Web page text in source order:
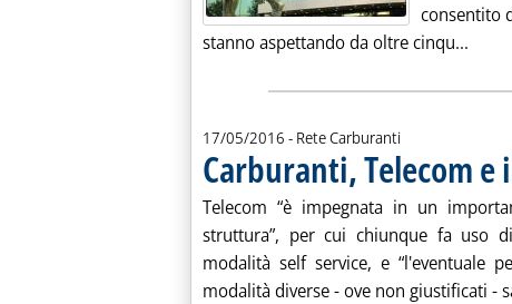
consentito
stanno aspettando da oltre cinqu...
17/05/2016 - Rete Carburanti
Carburanti, Telecom
Telecom “è impegnata in un
struttura”, per cui chiunque fa uso
modalità self service, e “l'eventuale
modalità diverse - ove non giustificati -